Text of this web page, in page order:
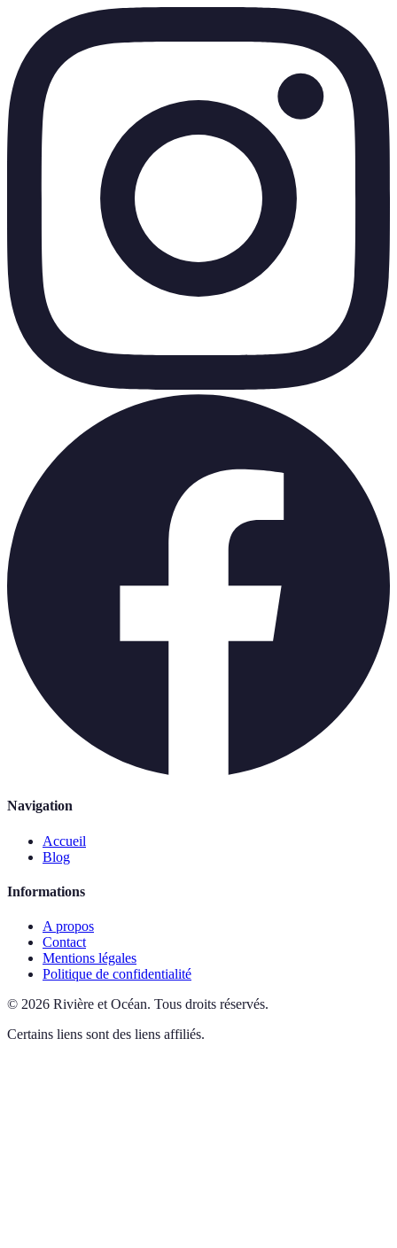
Navigation
Accueil
Blog
Informations
A propos
Contact
Mentions légales
Politique de confidentialité
© 2026 Rivière et Océan. Tous droits réservés.
Certains liens sont des liens affiliés.